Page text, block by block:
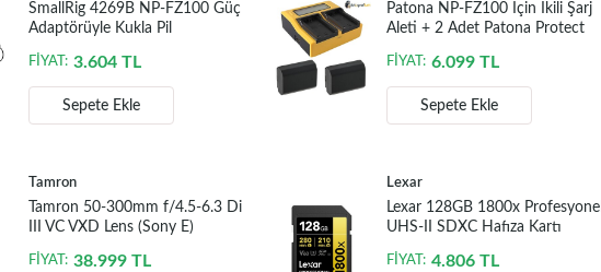
SmallRig 4269B NP-FZ100 Güç
Adaptörüyle Kukla Pil
FİYAT: 3.604 TL
Sepete Ekle
Patona NP-FZ100 İçin İkili Şarj
Aleti + 2 Adet Patona Protect
FİYAT: 6.099 TL
Sepete Ekle
Tamron
Tamron 50-300mm f/4.5-6.3 Di
III VC VXD Lens (Sony E)
FİYAT: 38.999 TL
Lexar
Lexar 128GB 1800x Profesyonel
UHS-II SDXC Hafıza Kartı
FİYAT: 4.806 TL